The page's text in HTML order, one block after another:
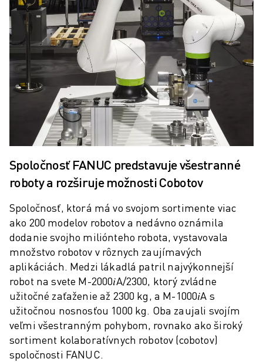
KARIÉRA
TVORTE SVOJU BUDÚCNOSŤ SO SPOLOČNOSŤOU FANUC
PRIDAJTE SA K NÁM » KARIÉRNY PORTÁL
KONTAKT
KONTAKT
LOKALITY
Spoločnosť FANUC predstavuje všestranné
roboty a rozširuje možnosti Cobotov
Spoločnosť, ktorá má vo svojom sortimente viac
ako 200 modelov robotov a nedávno oznámila
dodanie svojho miliónteho robota, vystavovala
množstvo robotov v rôznych zaujímavých
aplikáciách. Medzi lákadlá patril najvýkonnejší
robot na svete M-2000𝑖A/2300, ktorý zvládne
užitočné zaťaženie až 2300 kg, a M-1000𝑖A s
užitočnou nosnosťou 1000 kg. Oba zaujali svojím
veľmi všestranným pohybom, rovnako ako široký
sortiment kolaboratívnych robotov (cobotov)
spoločnosti FANUC.